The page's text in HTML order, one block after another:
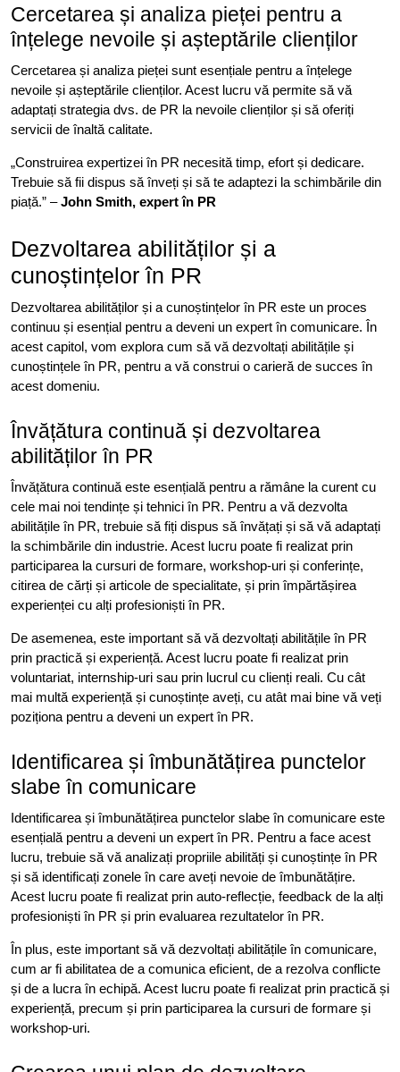
Cercetarea și analiza pieței pentru a
înțelege nevoile și așteptările clienților
Cercetarea și analiza pieței sunt esențiale pentru a înțelege
nevoile și așteptările clienților. Acest lucru vă permite să vă
adaptați strategia dvs. de PR la nevoile clienților și să oferiți
servicii de înaltă calitate.
„Construirea expertizei în PR necesită timp, efort și dedicare.
Trebuie să fii dispus să înveți și să te adaptezi la schimbările din
piață.” –John Smith, expert în PR
Dezvoltarea abilităților și a
cunoștințelor în PR
Dezvoltarea abilităților și a cunoștințelor în PR este un proces
continuu și esențial pentru a deveni un expert în comunicare. În
acest capitol, vom explora cum să vă dezvoltați abilitățile și
cunoștințele în PR, pentru a vă construi o carieră de succes în
acest domeniu.
Învățătura continuă și dezvoltarea
abilităților în PR
Învățătura continuă este esențială pentru a rămâne la curent cu
cele mai noi tendințe și tehnici în PR. Pentru a vă dezvolta
abilitățile în PR, trebuie să fiți dispus să învățați și să vă adaptați
la schimbările din industrie. Acest lucru poate fi realizat prin
participarea la cursuri de formare, workshop-uri și conferințe,
citirea de cărți și articole de specialitate, și prin împărtășirea
experienței cu alți profesioniști în PR.
De asemenea, este important să vă dezvoltați abilitățile în PR
prin practică și experiență. Acest lucru poate fi realizat prin
voluntariat, internship-uri sau prin lucrul cu clienți reali. Cu cât
mai multă experiență și cunoștințe aveți, cu atât mai bine vă veți
poziționa pentru a deveni un expert în PR.
Identificarea și îmbunătățirea punctelor
slabe în comunicare
Identificarea și îmbunătățirea punctelor slabe în comunicare este
esențială pentru a deveni un expert în PR. Pentru a face acest
lucru, trebuie să vă analizați propriile abilități și cunoștințe în PR
și să identificați zonele în care aveți nevoie de îmbunătățire.
Acest lucru poate fi realizat prin auto-reflecție, feedback de la alți
profesioniști în PR și prin evaluarea rezultatelor în PR.
În plus, este important să vă dezvoltați abilitățile în comunicare,
cum ar fi abilitatea de a comunica eficient, de a rezolva conflicte
și de a lucra în echipă. Acest lucru poate fi realizat prin practică și
experiență, precum și prin participarea la cursuri de formare și
workshop-uri.